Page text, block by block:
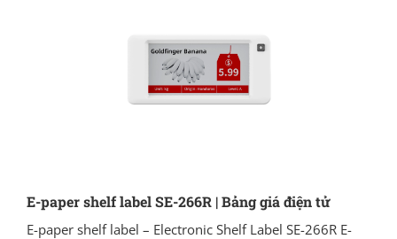
E-paper shelf label SE-266R | Bảng giá điện tử
E-paper shelf label – Electronic Shelf Label SE-266R E-